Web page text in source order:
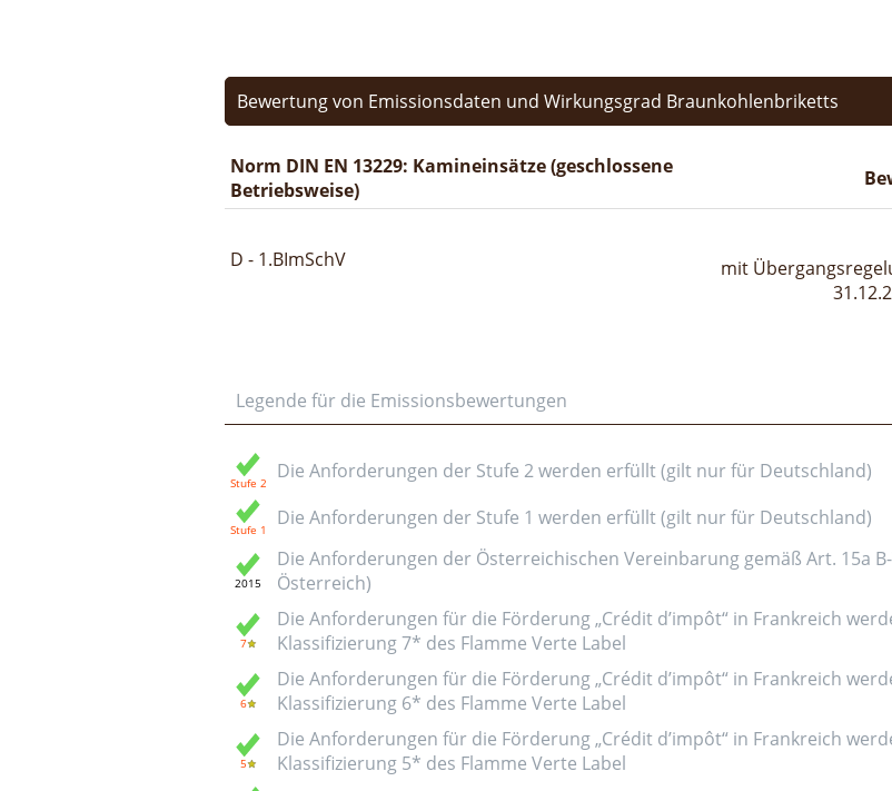
Bewertung von Emissionsdaten und Wirkungsgrad Braunkohlenbriketts
Norm DIN EN 13229: Kamineinsätze (geschlossene
Betriebsweise)
D - 1.BImSchV
mit
Legende für die Emissionsbewertungen
Die Anforderungen der Stufe 2 werden erfüllt (gilt nur für Deutschland)
Die Anforderungen der Stufe 1 werden erfüllt (gilt nur für Deutschland)
Die Anforderungen der Österreichischen Vereinbarung gemäß Art. 15a
Österreich)
Die Anforderungen für die Förderung „Crédit d’impôt“ in Frankreich
Klassifizierung 7* des Flamme Verte Label
Die Anforderungen für die Förderung „Crédit d’impôt“ in Frankreich
Klassifizierung 6* des Flamme Verte Label
Die Anforderungen für die Förderung „Crédit d’impôt“ in Frankreich
Klassifizierung 5* des Flamme Verte Label